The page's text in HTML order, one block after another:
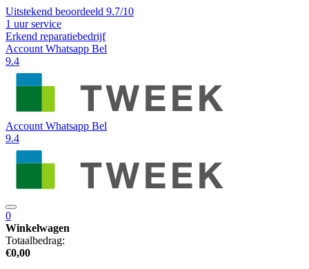
Uitstekend beoordeeld 9.7/10
1 uur service
Erkend reparatiebedrijf
Account Whatsapp Bel
9.4
Account Whatsapp Bel
9.4
0
Winkelwagen
Totaalbedrag:
€0,00